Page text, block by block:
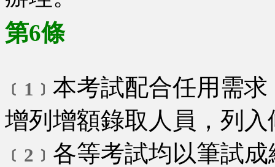
第6條
﹝1﹞ 本考試配合任用需
增列增額錄取人員，列
﹝2﹞ 各等考試均以筆試